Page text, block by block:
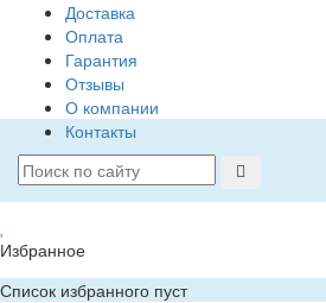
Доставка
Оплата
Гарантия
Отзывы
О компании
Контакты
Избранное
Список избранного пуст